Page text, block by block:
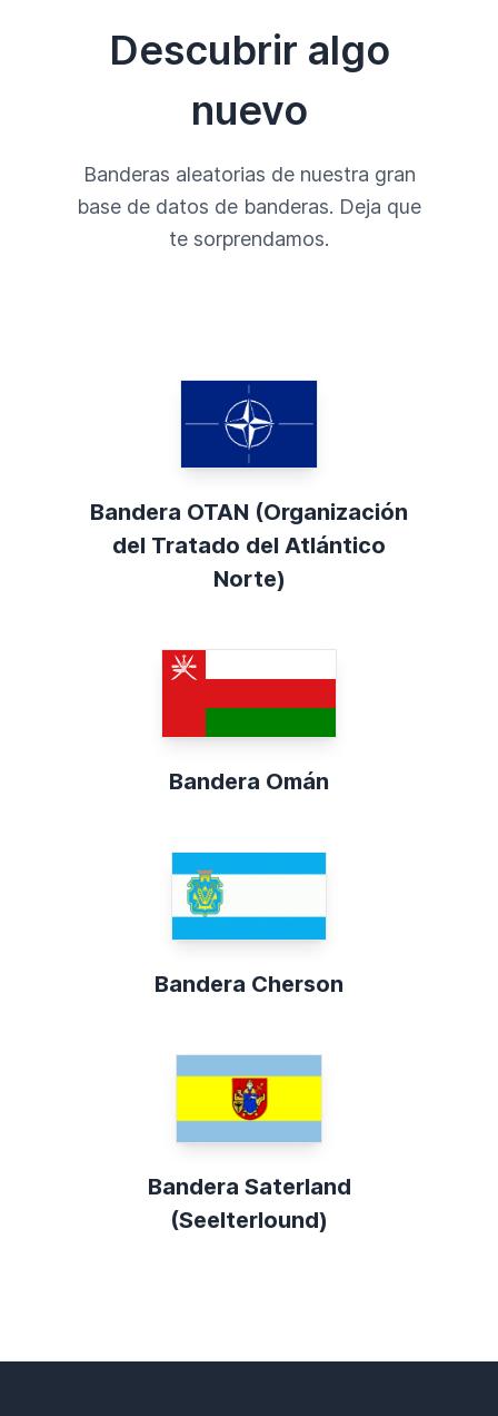
Descubrir algo
nuevo
Banderas aleatorias de nuestra gran
base de datos de banderas. Deja que
te sorprendamos.
Bandera OTAN (Organización
del Tratado del Atlántico
Norte)
Bandera Omán
Bandera Cherson
Bandera Saterland
(Seelterlound)